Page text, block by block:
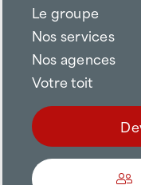
Le groupe
Nos services
Nos agences
Votre toit